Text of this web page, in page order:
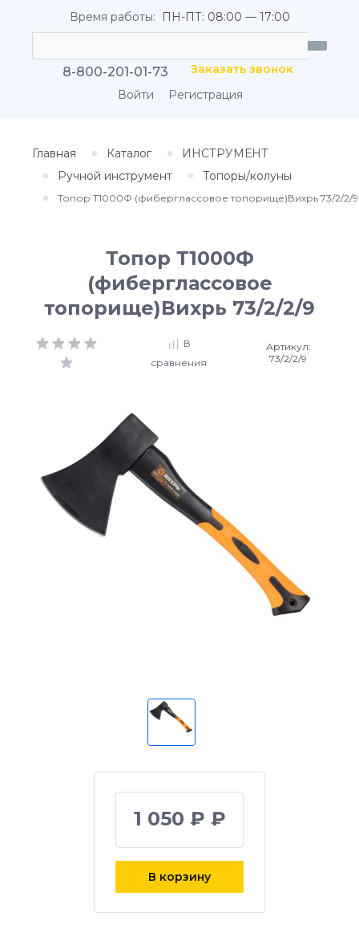
Время работы: ПН-ПТ: 08:00 — 17:00
8-800-201-01-73
Заказать звонок
Войти
Регистрация
Главная Каталог
ИНСТРУМЕНТ
Ручной инструмент
Топоры/колуны
Топор Т1000Ф (фиберглассовое топорище)Вихрь 73/2/2/9
Топор Т1000Ф
(фиберглассовое
топорище)Вихрь 73/2/2/9
В
сравнения
Артикул:
73/2/2/9
1 050 ₽ ₽
В корзину